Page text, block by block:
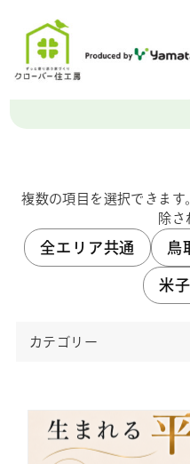
イ
複数の項目を選択できま
除さ
全エリア共通 鳥
米
カテゴリー